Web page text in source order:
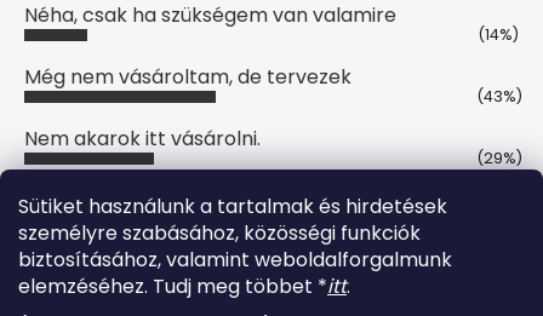
Sütiket használunk a tartalmak és hirdetések
személyre szabásához, közösségi funkciók
biztosításához, valamint weboldalforgalmunk
elemzéséhez. Tudj meg többet *itt.
Néha, csak ha szükségem van valamire
(14%)
Még nem vásároltam, de tervezek
(43%)
Nem akarok itt vásárolni.
(29%)
Szavazatok száma:7
Online fizetési lehetőséget biztosítunk